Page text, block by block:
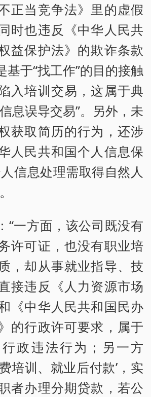
正当竞争法》里的虚假
时也违反《中华人民共
益保护法》的欺诈条款
于“找工作”的目的接触
入培训交易，这属于典
息误导交易”。另外，未
获取简历的行为，还涉
人民共和国个人信息保
信息处理需取得自然人
“一方面，该公司既没有
许可证，也没有职业培
，却从事就业指导、技
接违反《人力资源市场
《中华人民共和国民办
的行政许可要求，属于
政违法行为；另一方
培训、就业后付款’，实
者办理分期贷款，若公